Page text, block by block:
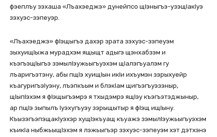
фэеплъу зэхаша «Лъахэеджэ» дунейпсо щIэныгъэ-узэщIакIуэ
зэхуэс-зэпеуэр.
«Лъахэеджэ» фIэщыгъэ дахэр зрата зэхуэс-зэпеуэм
зыхуищIыжа мурадхэм ящыщт адыгэ щэнхабзэм и
къэгъэщIыгъэ зэмылIэужьыгъуэхэм щІалэгъуалэм гу
лъаригъэтэну, абы пщIэ хуищIын икIи ихъумэн зэрыхуейр
къагуригъэIуэну, лъэпкъым и блэкIам щигъэгъуэзэныр,
щIыпIэхэм я фIэщыгъэмрэ я тхыдэмрэ ящIэу къэгъэтэджыныр,
ар пщIэ зыпылъ Iуэхугъуэу зэрыщытыр я фIэщ ищIыну.
КъызэгъэпэщакIуэхэр хущIэкъуащ къуажэ зэмылIэужьыгъуэхэм
къикIа ныбжьыщIэхэм я лэжьыгъэр зэхуэс-зэпеуэм хэт дэтхэнэ